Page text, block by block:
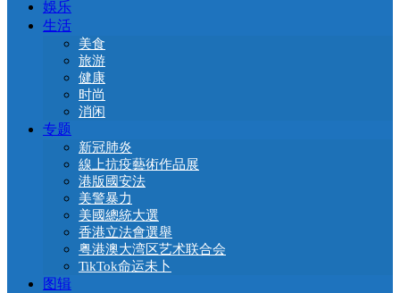
娛乐
生活
美食
旅游
健康
时尚
消闲
专题
新冠肺炎
線上抗疫藝術作品展
港版國安法
美警暴力
美國總統大選
香港立法會選舉
粤港澳大湾区艺术联合会
TikTok命运未卜
图辑